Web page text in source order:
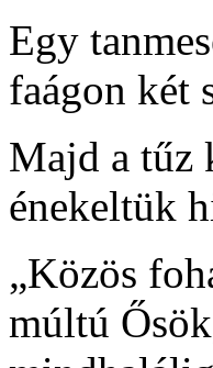
Egy
faágon két
Majd a tűz
énekeltük
„Közös
múltú